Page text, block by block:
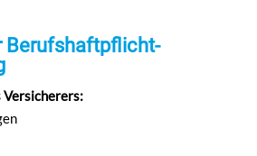
Berufs­haftpflicht­
Versicherers: